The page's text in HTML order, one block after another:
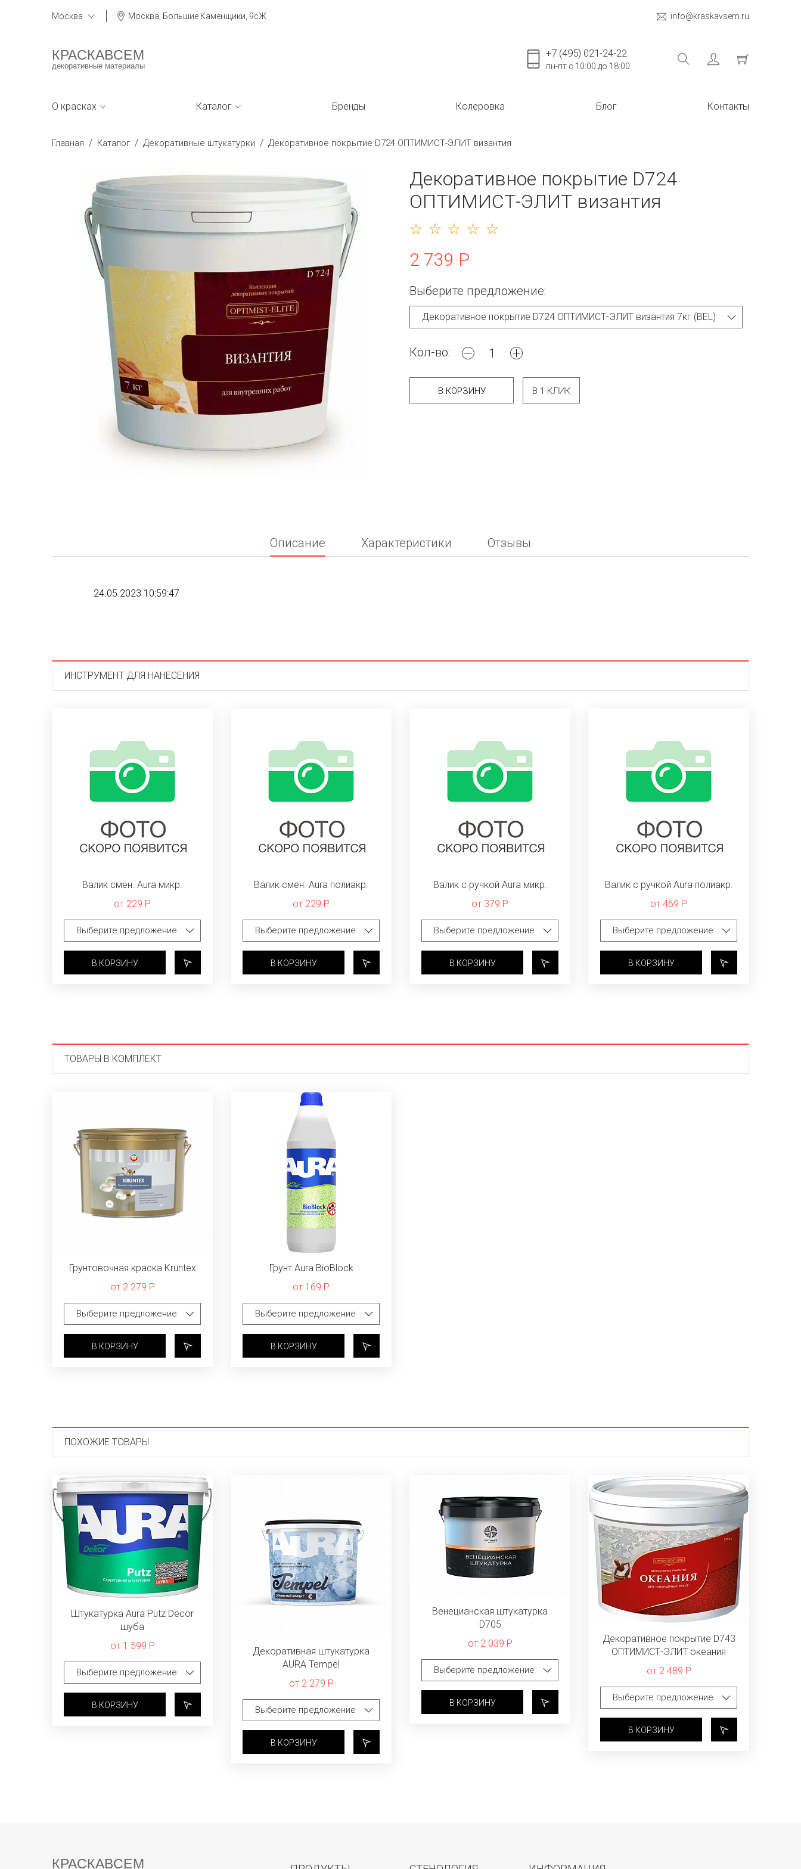
Москва Москва, Большие Каменщики, 9сЖ info@kraskavsem.ru
КРАСКАВСЕМ
декоративные материалы
+7 (495) 021-24-22
пн-пт с 10:00 до 18:00
О красках Каталог Бренды Колеровка Блог Контакты
Главная / Каталог / Декоративные штукатурки / Декоративное покрытие D724 ОПТИМИСТ-ЭЛИТ византия
Декоративное покрытие D724
ОПТИМИСТ-ЭЛИТ византия
2 739 Р
Выберите предложение:
Кол-во:
В КОРЗИНУ В 1 КЛИК
Описание Характеристики Отзывы
24.05.2023 10:59:47
ИНСТРУМЕНТ ДЛЯ НАНЕСЕНИЯ
Валик смен. Aura микр.
от 229 Р
В КОРЗИНУ
Валик смен. Aura полиакр.
от 229 Р
В КОРЗИНУ
Валик с ручкой Aura микр.
от 379 Р
В КОРЗИНУ
Валик с ручкой Aura полиакр.
от 469 Р
В КОРЗИНУ
ТОВАРЫ В КОМПЛЕКТ
Грунтовочная краска Kruntex
от 2 279 Р
В КОРЗИНУ
Грунт Aura BioBlock
от 169 Р
В КОРЗИНУ
ПОХОЖИЕ ТОВАРЫ
Штукатурка Aura Putz Decor
шуба
от 1 599 Р
В КОРЗИНУ
Декоративная штукатурка
AURA Tempel
от 2 279 Р
В КОРЗИНУ
Венецианская штукатурка
D705
от 2 039 Р
В КОРЗИНУ
Декоративное покрытие D743
ОПТИМИСТ-ЭЛИТ океания
от 2 489 Р
В КОРЗИНУ
КРАСКАВСЕМ